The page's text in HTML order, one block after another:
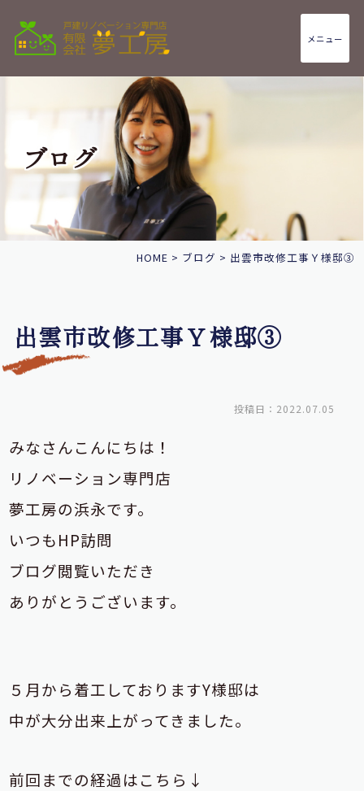
メニュー
ブログ
HOME > ブログ > 出雲市改修工事Ｙ様邸③
出雲市改修工事Ｙ様邸③
投稿日：2022.07.05
みなさんこんにちは！
リノベーション専門店
夢工房の浜永です。
いつもHP訪問
ブログ閲覧いただき
ありがとうございます。
５月から着工しておりますY様邸は
中が大分出来上がってきました。
前回までの経過はこちら↓